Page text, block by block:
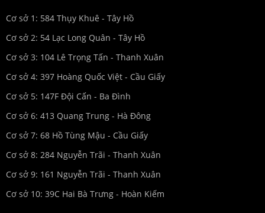
Cơ sở 1: 584 Thụy Khuê - Tây Hồ
Cơ sở 2: 54 Lạc Long Quân - Tây Hồ
Cơ sở 3: 104 Lê Trọng Tấn - Thanh Xuân
Cơ sở 4: 397 Hoàng Quốc Việt - Cầu Giấy
Cơ sở 5: 147F Đội Cấn - Ba Đình
Cơ sở 6: 413 Quang Trung - Hà Đông
Cơ sở 7: 68 Hồ Tùng Mậu - Cầu Giấy
Cơ sở 8: 284 Nguyễn Trãi - Thanh Xuân
Cơ sở 9: 161 Nguyễn Trãi - Thanh Xuân
Cơ sở 10: 39C Hai Bà Trưng - Hoàn Kiếm